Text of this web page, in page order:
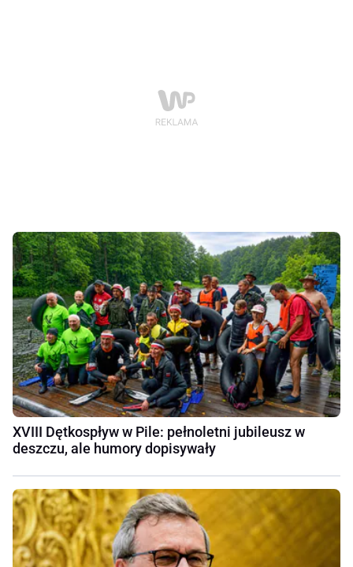
XVIII Dętkospływ w Pile: pełnoletni jubileusz w
deszczu, ale humory dopisywały